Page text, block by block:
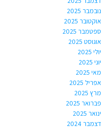
נובמבר 2025
אוקטובר 2025
ספטמבר 2025
אוגוסט 2025
יולי 2025
יוני 2025
מאי 2025
אפריל 2025
מרץ 2025
פברואר 2025
ינואר 2025
דצמבר 2024